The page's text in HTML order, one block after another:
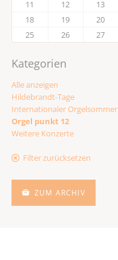
11
12 13
18
19 20
25
26 27
Kategorien
Alle anzeigen
Hildebrandt-Tage
Internationaler Orgelsommer
Orgel punkt 12
Weitere Konzerte
Filter zurücksetzen
ZUM ARCHIV